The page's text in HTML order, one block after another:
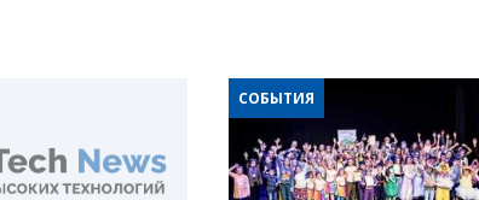
СОБЫТИЯ